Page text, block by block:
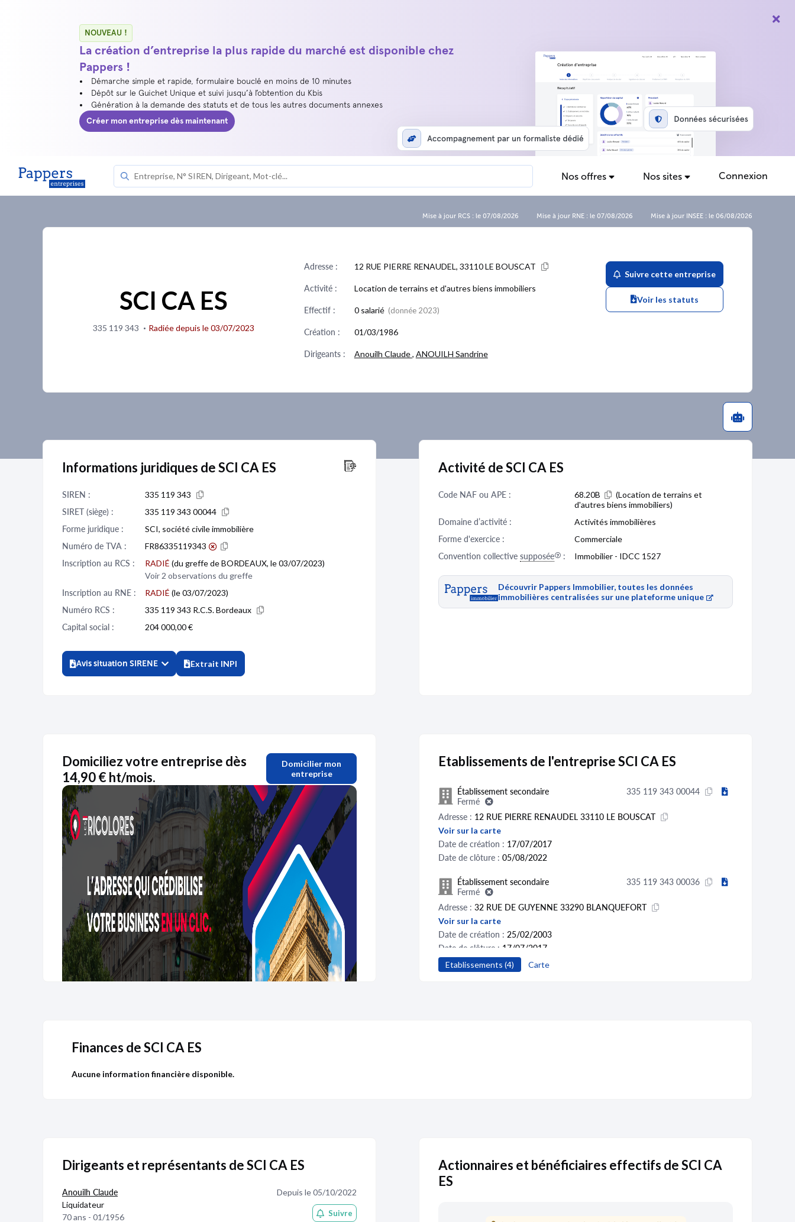
NOUVEAU !
La création d’entreprise la plus rapide du marché est disponible chez
Pappers !
Démarche simple et rapide, formulaire bouclé en moins de 10 minutes
Dépôt sur le Guichet Unique et suivi jusqu’à l’obtention du Kbis
Génération à la demande des statuts et de tous les autres documents annexes
Créer mon entreprise dès maintenant
Nos offres Nos sites Connexion
Mise à jour RCS : le 07/08/2026 Mise à jour RNE : le 07/08/2026 Mise à jour INSEE : le 06/08/2026
SCI CA ES
335 119 343 · Radiée depuis le 03/07/2023
Adresse : 12 RUE PIERRE RENAUDEL, 33110 LE BOUSCAT
Activité : Location de terrains et d'autres biens immobiliers
Effectif : 0 salarié (donnée 2023)
Création : 01/03/1986
Dirigeants : Anouilh Claude, ANOUILH Sandrine
Suivre cette entreprise
Voir les statuts
Informations juridiques de SCI CA ES
SIREN :
335 119 343
SIRET (siège) :
335 119 343 00044
Forme juridique :
SCI, société civile immobilière
Numéro de TVA :
FR86335119343
Inscription au RCS :
RADIÉ (du greffe de BORDEAUX, le 03/07/2023)
Voir 2 observations du greffe
Inscription au RNE :
RADIÉ (le 03/07/2023)
Numéro RCS :
335 119 343 R.C.S. Bordeaux
Capital social :
204 000,00 €
Avis situation SIRENE Extrait INPI
Activité de SCI CA ES
Code NAF ou APE : 68.20B
(Location de terrains et
d'autres biens immobiliers)
Domaine d’activité :
Activités immobilières
Forme d'exercice :
Commerciale
Convention collective supposée : Immobilier - IDCC 1527
Découvrir Pappers Immobilier, toutes les données
immobilières centralisées sur une plateforme unique
Domiciliez votre entreprise dès
14,90 € ht/mois.
Domicilier mon
entreprise
Etablissements de l'entreprise SCI CA ES
Établissement secondaire
Fermé
335 119 343 00044
Adresse : 12 RUE PIERRE RENAUDEL 33110 LE BOUSCAT
Voir sur la carte
Date de création : 17/07/2017
Date de clôture : 05/08/2022
Établissement secondaire
Fermé
335 119 343 00036
Adresse : 32 RUE DE GUYENNE 33290 BLANQUEFORT
Voir sur la carte
Date de création : 25/02/2003
Date de clôture : 17/07/2017
Établissement secondaire
Activité distincte :Location d'autres biens immobiliers (70.2C)
Etablissements (4) Carte
Finances de SCI CA ES
Aucune information financière disponible.
Dirigeants et représentants de SCI CA ES
Anouilh Claude
Liquidateur
70 ans - 01/1956
Depuis le 05/10/2022
Suivre
Actionnaires et bénéficiaires effectifs de SCI CA
ES